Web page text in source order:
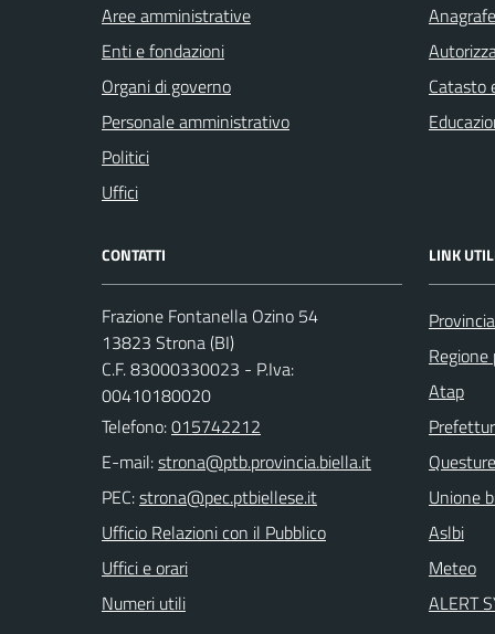
Aree amministrative
Enti e fondazioni
Organi di governo
Personale amministrativo
Politici
Uffici
Catasto
CONTATTI
Frazione Fontanella Ozino 54
13823 Strona (BI)
C.F. 83000330023 - P.Iva:
00410180020
Telefono:015742212
E-mail:
PEC:
Ufficio Relazioni con il Pubblico
Uffici e orari
Numeri utili
LINK
Atap
Questure
Unione
Aslbi
Meteo
ALERT